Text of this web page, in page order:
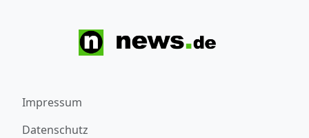
Impressum
Datenschutz